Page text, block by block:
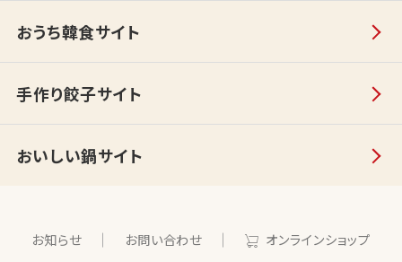
おうち韓食サイト
手作り餃子サイト
おいしい鍋サイト
お知らせ お問い合わせ オンラインショップ